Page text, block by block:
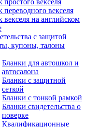
переводного векселя
векселя на английском
с защитой
купоны, талоны
Бланки для автошкол и
автосалона
Бланки с защитной
сеткой
Бланки с тонкой рамкой
Бланки свидетельства о
поверке
Квалификационные